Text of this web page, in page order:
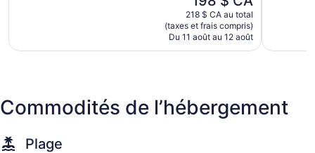
à Internet sans fil. Les commodités suivantes sont
offertes : un bureau et une chaise de bureau. L'entretien
ménager est assuré sur demande.
prix
est
de
198 $ CA
218 $ CA au total
(taxes et frais compris)
Du 11 août au 12 août
Commodités de l’hébergement
Plage